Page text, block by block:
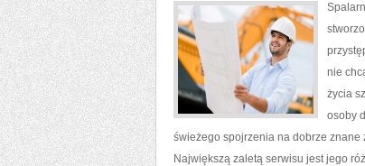
nie
życia
osoby
świeżego spojrzenia na dobrze
Największą zaletą serwisu jest jego